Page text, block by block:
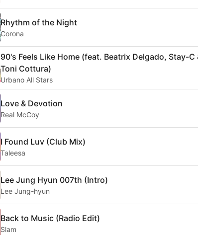
Rhythm of the Night
Corona
90's Feels Like Home (feat. Beatrix Delgado, Stay-C
Toni Cottura)
Urbano All Stars
Love & Devotion
Real McCoy
I Found Luv (Club Mix)
Taleesa
Lee Jung Hyun 007th (Intro)
Lee Jung-hyun
Back to Music (Radio Edit)
Slam